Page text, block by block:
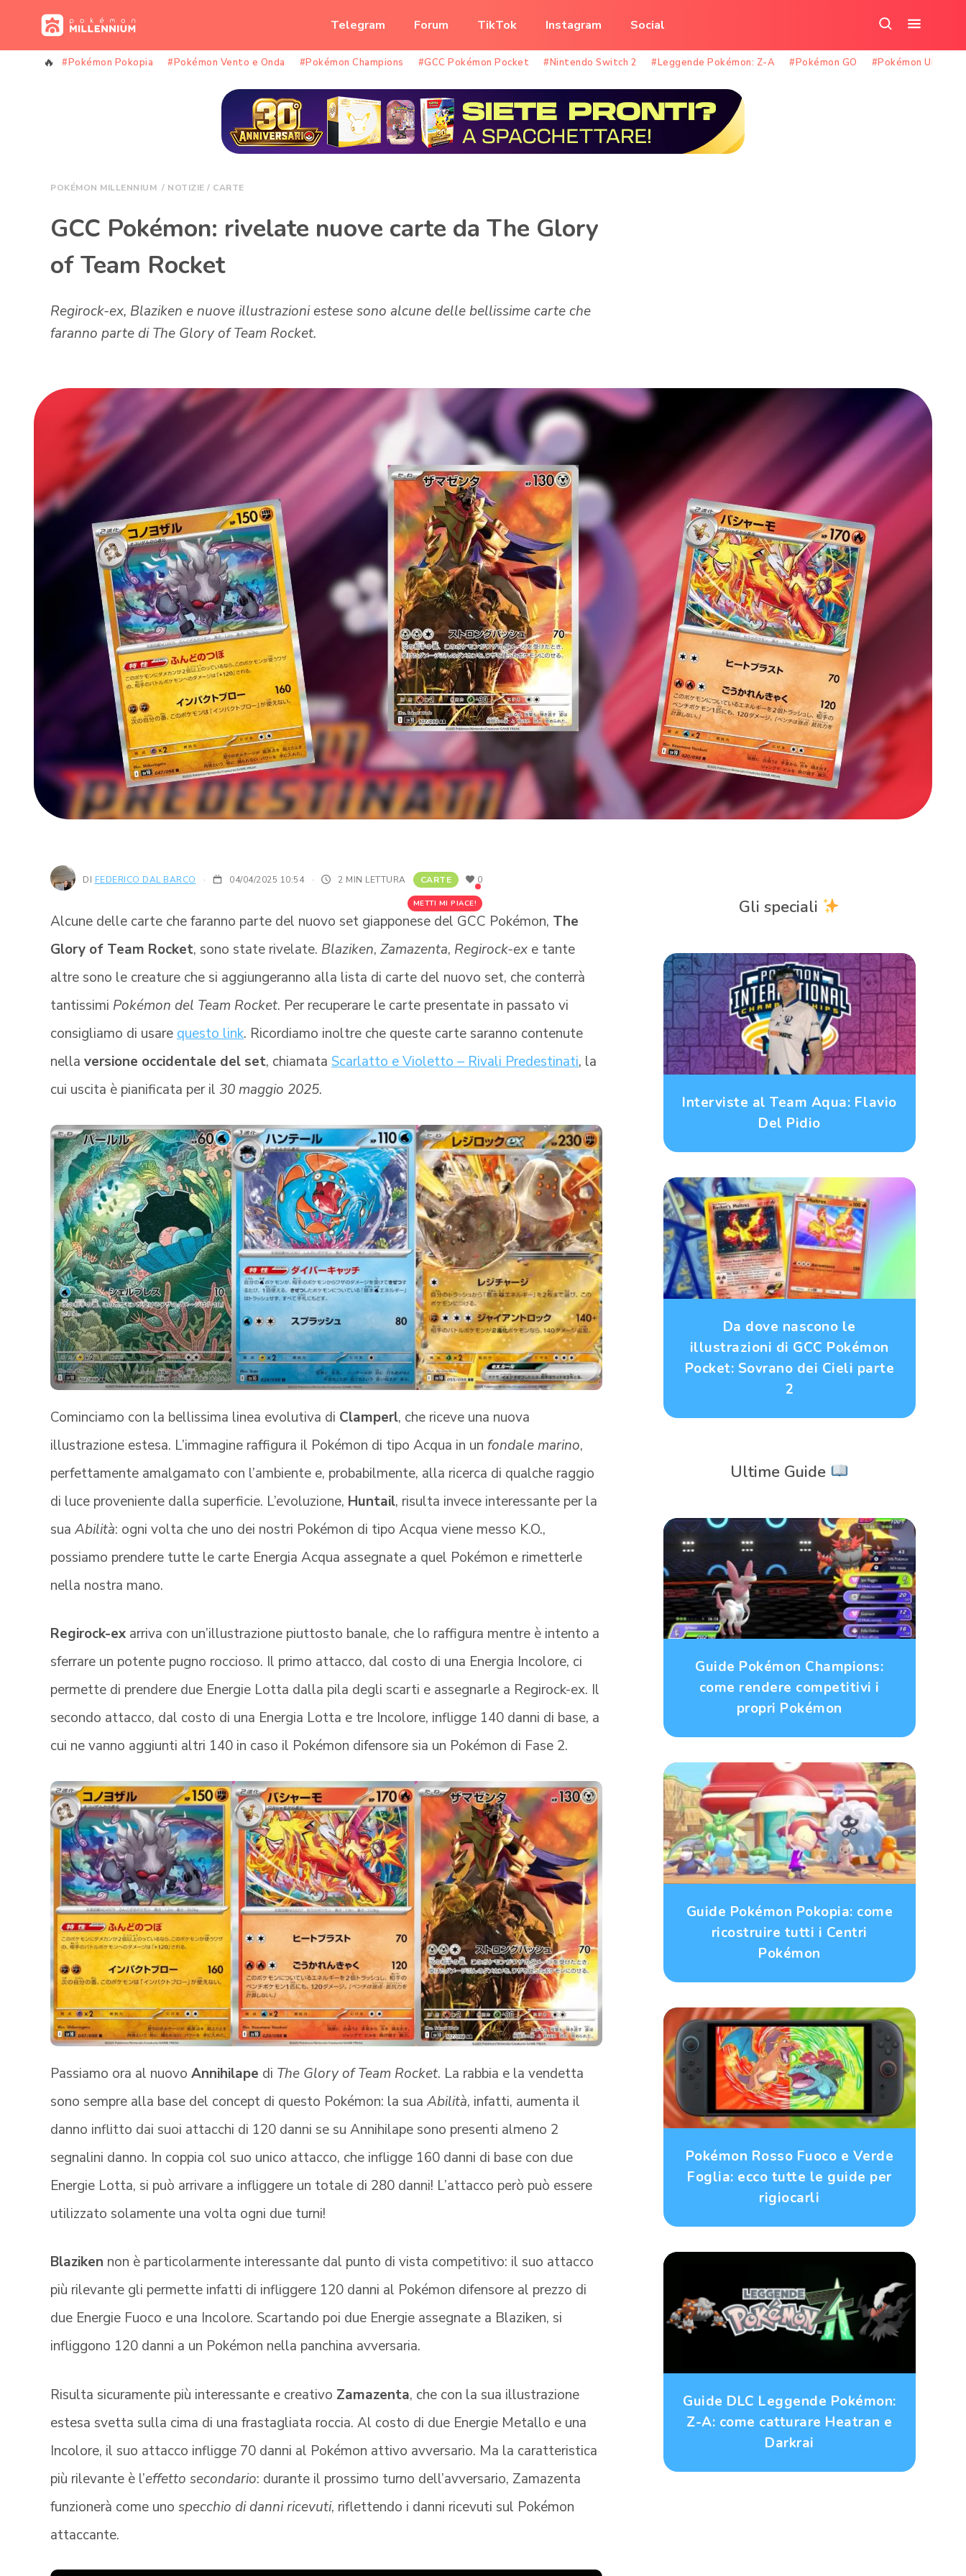
Telegram Forum TikTok Instagram Social
nel
sito
il
menu
#Pokémon Pokopia #Pokémon Vento e Onda #Pokémon Champions #GCC Pokémon Pocket #Nintendo Switch 2 #Leggende Pokémon: Z-A #Pokémon GO #Pokémon Unite
POKÉMON MILLENNIUM / NOTIZIE / CARTE
GCC Pokémon: rivelate nuove carte da The Glory
of Team Rocket
Regirock-ex, Blaziken e nuove illustrazioni estese sono alcune delle bellissime carte che
faranno parte di The Glory of Team Rocket.
DI FEDERICO DAL BARCO 04/04/2025 10:54· 2 MIN LETTURA CARTE
METTI MI PIACE!
0
Alcune delle carte che faranno parte del nuovo set giapponese del GCC Pokémon, The
Glory of Team Rocket, sono state rivelate. Blaziken, Zamazenta, Regirock-ex e tante
altre sono le creature che si aggiungeranno alla lista di carte del nuovo set, che conterrà
tantissimi Pokémon del Team Rocket. Per recuperare le carte presentate in passato vi
consigliamo di usare questo link. Ricordiamo inoltre che queste carte saranno contenute
nella versione occidentale del set, chiamata Scarlatto e Violetto – Rivali Predestinati, la
cui uscita è pianificata per il 30 maggio 2025.
Cominciamo con la bellissima linea evolutiva di Clamperl, che riceve una nuova
illustrazione estesa. L’immagine raffigura il Pokémon di tipo Acqua in un fondale marino,
perfettamente amalgamato con l’ambiente e, probabilmente, alla ricerca di qualche raggio
di luce proveniente dalla superficie. L’evoluzione, Huntail, risulta invece interessante per la
sua Abilità: ogni volta che uno dei nostri Pokémon di tipo Acqua viene messo K.O.,
possiamo prendere tutte le carte Energia Acqua assegnate a quel Pokémon e rimetterle
nella nostra mano.
Regirock-ex arriva con un’illustrazione piuttosto banale, che lo raffigura mentre è intento a
sferrare un potente pugno roccioso. Il primo attacco, dal costo di una Energia Incolore, ci
permette di prendere due Energie Lotta dalla pila degli scarti e assegnarle a Regirock-ex. Il
secondo attacco, dal costo di una Energia Lotta e tre Incolore, infligge 140 danni di base, a
cui ne vanno aggiunti altri 140 in caso il Pokémon difensore sia un Pokémon di Fase 2.
Passiamo ora al nuovo Annihilape di The Glory of Team Rocket. La rabbia e la vendetta
sono sempre alla base del concept di questo Pokémon: la sua Abilità, infatti, aumenta il
danno inflitto dai suoi attacchi di 120 danni se su Annihilape sono presenti almeno 2
segnalini danno. In coppia col suo unico attacco, che infligge 160 danni di base con due
Energie Lotta, si può arrivare a infliggere un totale di 280 danni! L’attacco però può essere
utilizzato solamente una volta ogni due turni!
Blaziken non è particolarmente interessante dal punto di vista competitivo: il suo attacco
più rilevante gli permette infatti di infliggere 120 danni al Pokémon difensore al prezzo di
due Energie Fuoco e una Incolore. Scartando poi due Energie assegnate a Blaziken, si
infliggono 120 danni a un Pokémon nella panchina avversaria.
Risulta sicuramente più interessante e creativo Zamazenta, che con la sua illustrazione
estesa svetta sulla cima di una frastagliata roccia. Al costo di due Energie Metallo e una
Incolore, il suo attacco infligge 70 danni al Pokémon attivo avversario. Ma la caratteristica
più rilevante è l’effetto secondario: durante il prossimo turno dell’avversario, Zamazenta
funzionerà come uno specchio di danni ricevuti, riflettendo i danni ricevuti sul Pokémon
attaccante.
Gli speciali
Interviste al Team Aqua: Flavio
Del Pidio
Da dove nascono le
illustrazioni di GCC Pokémon
Pocket: Sovrano dei Cieli parte
2
Ultime Guide
Guide Pokémon Champions:
come rendere competitivi i
propri Pokémon
Guide Pokémon Pokopia: come
ricostruire tutti i Centri
Pokémon
Pokémon Rosso Fuoco e Verde
Foglia: ecco tutte le guide per
rigiocarli
Guide DLC Leggende Pokémon:
Z-A: come catturare Heatran e
Darkrai